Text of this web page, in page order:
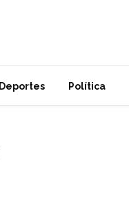
Deportes Política